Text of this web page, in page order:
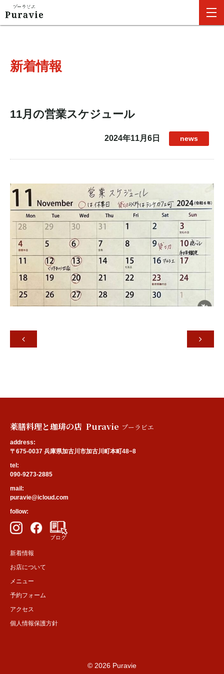
新着情報
11月の営業スケジュール
2024年11月6日 news
 
薬膳料理と珈琲の店 Puravie プーラビエ
address:
〒675-0037 兵庫県加古川市加古川町本町48−8
tel:
090-9273-2885
mail:
puravie@icloud.com
follow:
新着情報
お店について
メニュー
予約フォーム
アクセス
個人情報保護方針
© 2026 Puravie